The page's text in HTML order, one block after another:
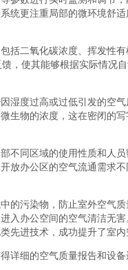
统更注重局部的微环境舒
括二氧化碳浓度、挥发性有
，使其能够根据实际情况
湿度过高或过低引发的空气
生物的浓度，这在密闭的写
不同区域的使用性质和人
放办公区的空气流通需求
的污染物，防止室外空气
入办公空间的空气清洁无
先进技术，成功提升了室内
详细的空气质量报告和设备